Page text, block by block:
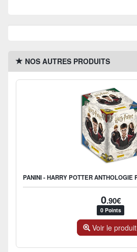
NOS AUTRES PRODUITS
0.90€
0 Points
Voir le produit